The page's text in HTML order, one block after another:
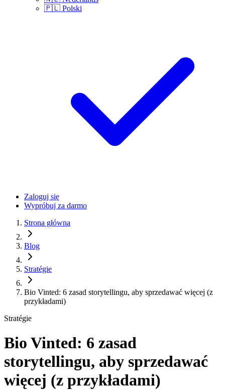
🇵🇱 Polski
Zaloguj się
Wypróbuj za darmo
Strona główna
Blog
Stratégie
Bio Vinted: 6 zasad storytellingu, aby sprzedawać więcej (z
przykładami)
Stratégie
Bio Vinted: 6 zasad
storytellingu, aby sprzedawać
więcej (z przykładami)